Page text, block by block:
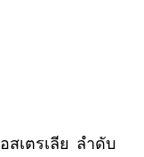
เตรเลีย ลำดับ